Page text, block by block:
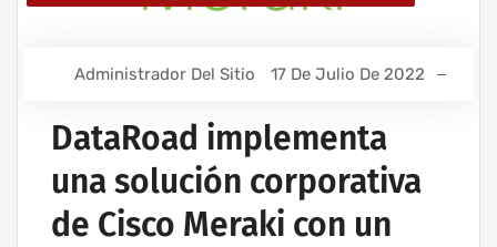
Administrador Del Sitio 17 De Julio De 2022
DataRoad implementa
una solución corporativa
de Cisco Meraki con un